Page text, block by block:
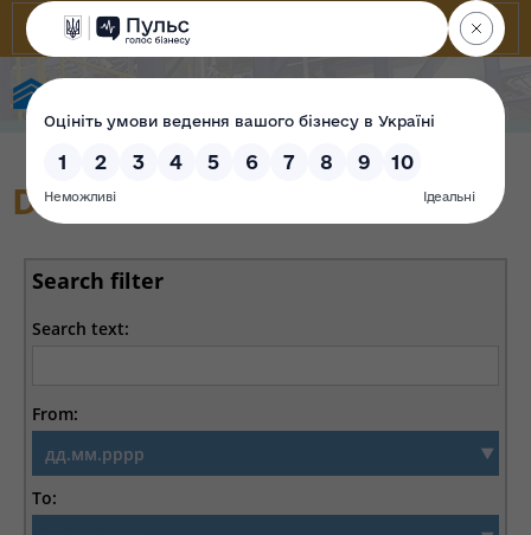
Decisions on Privatization
Search filter
Search text:
From:
To: